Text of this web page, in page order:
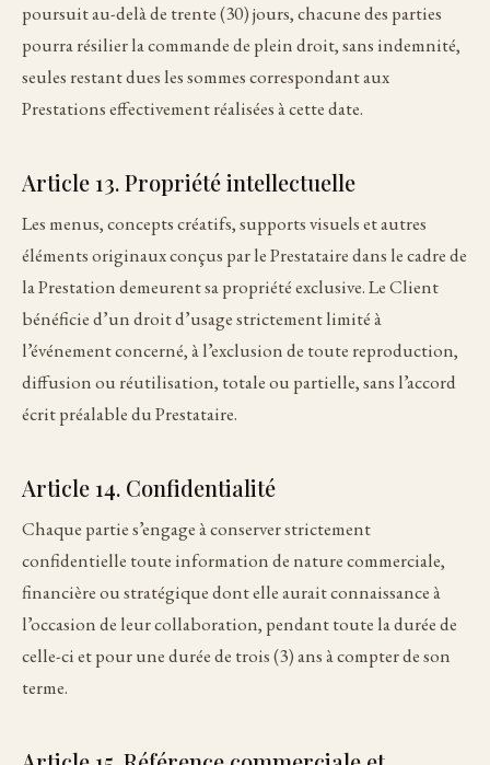
poursuit au-delà de trente (30) jours, chacune des parties
pourra résilier la commande de plein droit, sans indemnité,
seules restant dues les sommes correspondant aux
Prestations effectivement réalisées à cette date.
Article 13. Propriété intellectuelle
Les menus, concepts créatifs, supports visuels et autres
éléments originaux conçus par le Prestataire dans le cadre de
la Prestation demeurent sa propriété exclusive. Le Client
bénéficie d’un droit d’usage strictement limité à
l’événement concerné, à l’exclusion de toute reproduction,
diffusion ou réutilisation, totale ou partielle, sans l’accord
écrit préalable du Prestataire.
Article 14. Confidentialité
Chaque partie s’engage à conserver strictement
confidentielle toute information de nature commerciale,
financière ou stratégique dont elle aurait connaissance à
l’occasion de leur collaboration, pendant toute la durée de
celle-ci et pour une durée de trois (3) ans à compter de son
terme.